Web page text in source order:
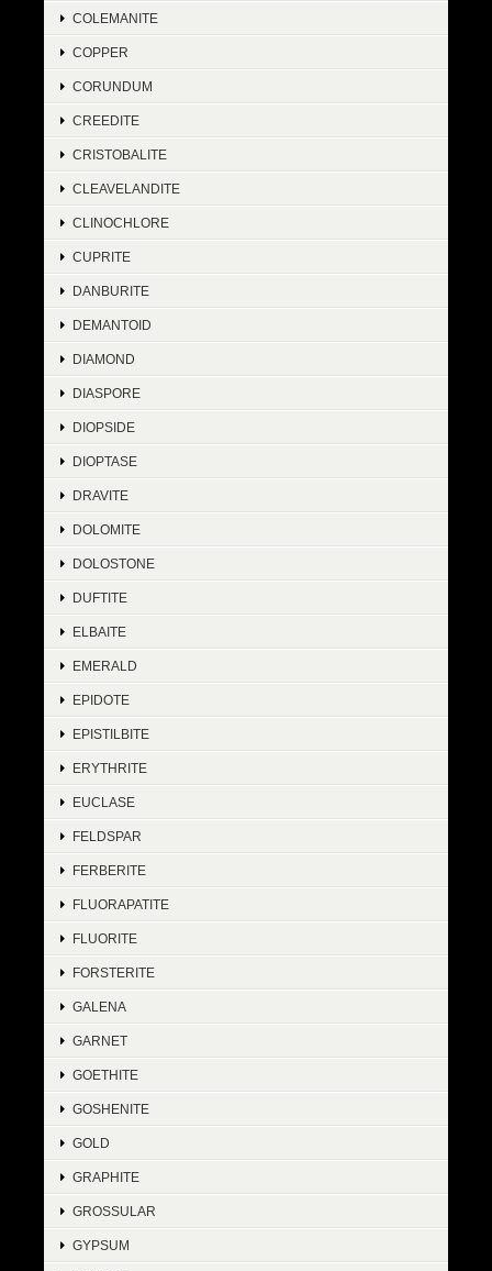
COLEMANITE
COPPER
CORUNDUM
CREEDITE
CRISTOBALITE
CLEAVELANDITE
CLINOCHLORE
CUPRITE
DANBURITE
DEMANTOID
DIAMOND
DIASPORE
DIOPSIDE
DIOPTASE
DRAVITE
DOLOMITE
DOLOSTONE
DUFTITE
ELBAITE
EMERALD
EPIDOTE
EPISTILBITE
ERYTHRITE
EUCLASE
FELDSPAR
FERBERITE
FLUORAPATITE
FLUORITE
FORSTERITE
GALENA
GARNET
GOETHITE
GOSHENITE
GOLD
GRAPHITE
GROSSULAR
GYPSUM